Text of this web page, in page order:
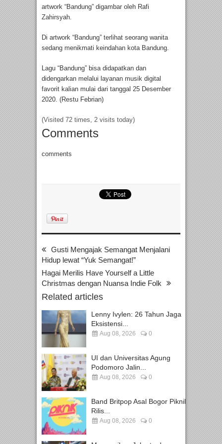
artwork “Bandung” digambar oleh Rafi
Zahirsyah.
Di artwork “Bandung” terlihat seorang wanita
sedang menikmati keindahan kota Bandung.
Lagu “Bandung” bisa didapatkan dan
didengarkan melalui layanan musik digital
favorit kalian mulai dari tanggal 25 Desember
2020. (Restu Febrian)
(Visited 72 times, 2 visits today)
Comments
comments
Gusti Mengajak Semangat Menjalani
Hidup lewat “Yuk Semangat!”
Hagai Merilis Have Yourself a Little
Christmas dengan Nuansa Indie Folk
Related articles
Lenny Ivylen: 26 Tahun Jaga
Eksistensi...
Aug 08, 2026 0
UI dan Universitas Agung
Podomoro Jalin...
Aug 08, 2026 0
Band Britpop Asal Bogor Piknik
Rilis...
Aug 08, 2026 0